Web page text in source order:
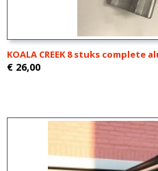
KOALA CREEK 8 stuks
€ 26,00